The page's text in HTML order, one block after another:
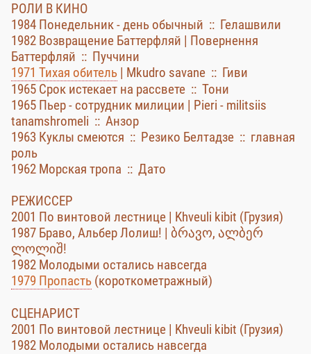
РОЛИ В КИНО
1984 Понедельник - день обычный :: Гелашвили
1982 Возвращение Баттерфляй | Повернення
Баттерфляй :: Пуччини
1971 Тихая обитель | Mkudro savane :: Гиви
1965 Срок истекает на рассвете :: Тони
1965 Пьер - сотрудник милиции | Pieri - militsiis
tanamshromeli :: Анзор
1963 Куклы смеются :: Резико Белтадзе :: главная
роль
1962 Морская тропа :: Дато
РЕЖИССЕР
2001 По винтовой лестнице | Khveuli kibit (Грузия)
1987 Браво, Альбер Лолиш! | ბრავო, ალბერ
ლოლიშ!
1982 Молодыми остались навсегда
1979 Пропасть (короткометражный)
СЦЕНАРИСТ
2001 По винтовой лестнице | Khveuli kibit (Грузия)
1982 Молодыми остались навсегда